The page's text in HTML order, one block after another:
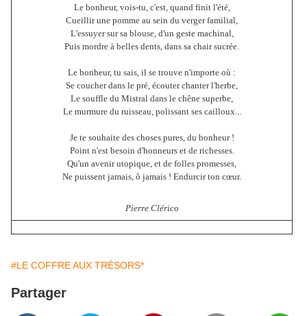
Le bonheur, vois-tu, c'est, quand finit l'été,
Cueillir une pomme au sein du verger familial,
L'essuyer sur sa blouse, d'un geste machinal,
Puis mordre à belles dents, dans sa chair sucrée.
Le bonheur, tu sais, il se trouve n'importe où :
Se coucher dans le pré, écouter chanter l'herbe,
Le souffle du Mistral dans le chêne superbe,
Le murmure du ruisseau, polissant ses cailloux...
Je te souhaite des choses pures, du bonheur !
Point n'est besoin d'honneurs et de richesses.
Qu'un avenir utopique, et de folles promesses,
Ne puissent jamais, ô jamais ! Endurcir ton cœur.
Pierre Clérico
#LE COFFRE AUX TRÉSORS*
Partager